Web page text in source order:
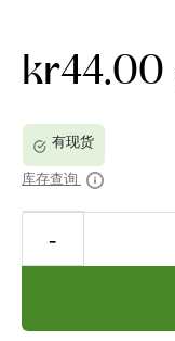
kr44.00
库存查询